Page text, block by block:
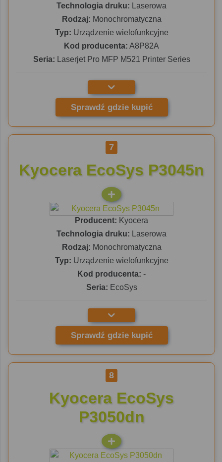
Technologia druku: Laserowa
Rodzaj: Monochromatyczna
Typ: Urządzenie wielofunkcyjne
Kod producenta: A8P82A
Seria: Laserjet Pro MFP M521 Printer Series
Sprawdź gdzie kupić
7
Kyocera EcoSys P3045n
Producent: Kyocera
Technologia druku: Laserowa
Rodzaj: Monochromatyczna
Typ: Urządzenie wielofunkcyjne
Kod producenta: -
Seria: EcoSys
Sprawdź gdzie kupić
8
Kyocera EcoSys
P3050dn